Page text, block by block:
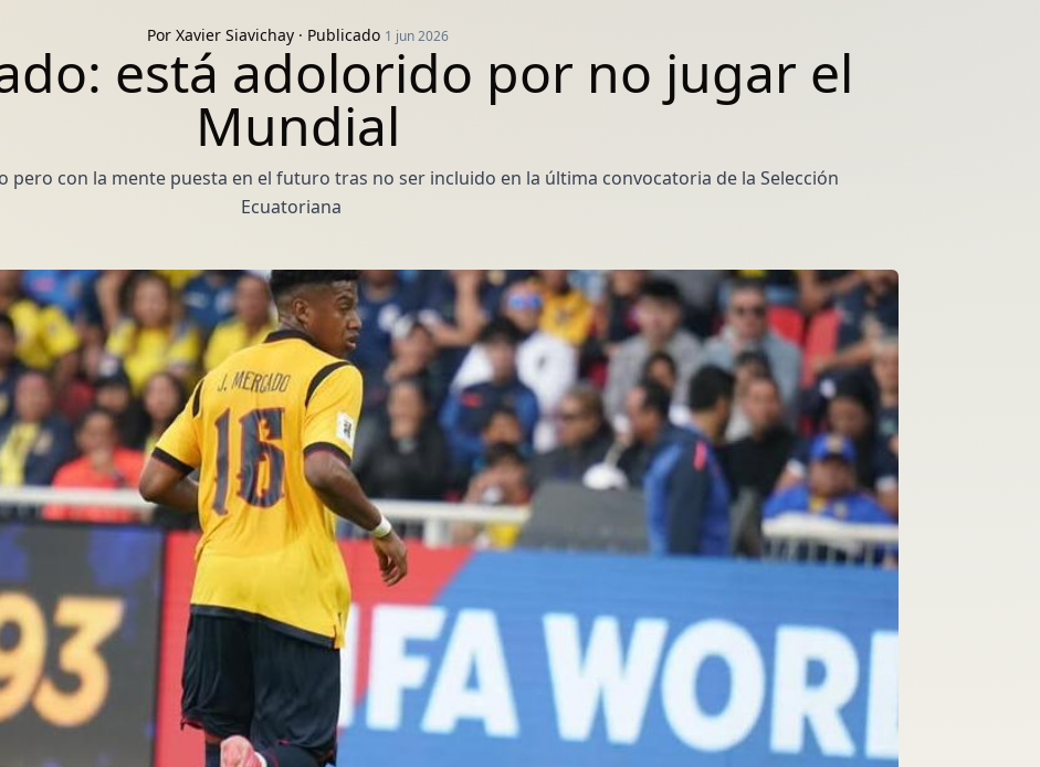
Por Xavier Siavichay· Publicado 1 jun 2026
está adolorido por no jugar el
Mundial
pero con la mente puesta en el futuro tras no ser incluido en la última convocatoria de la Selección
Ecuatoriana